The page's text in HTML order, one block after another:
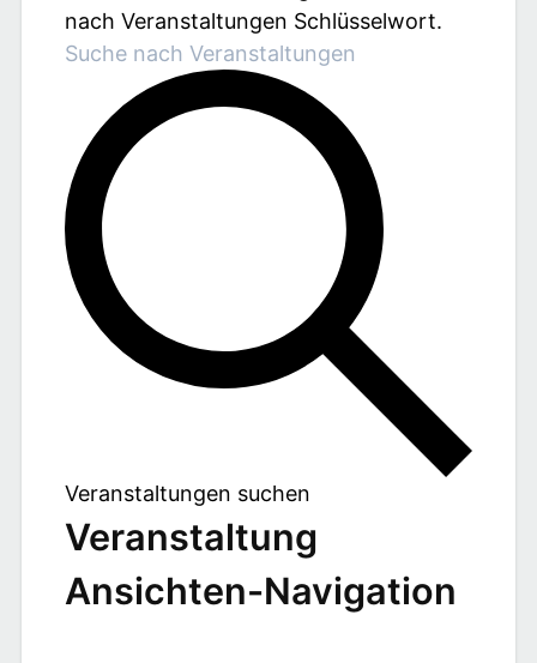
nach Veranstaltungen Schlüsselwort.
Veranstaltungen suchen
Veranstaltung
Ansichten-Navigation